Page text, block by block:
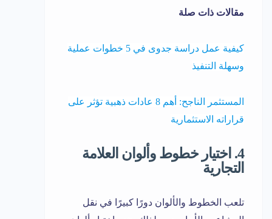
مقالات ذات صلة
كيفية عمل دراسة جدوى في 5 خطوات عملية
وسهلة التنفيذ
المستثمر الناجح: أهم 8 عادات ذهبية تؤثر على
قراراته الاستثمارية
4. اختيار خطوط وألوان العلامة
التجارية
تلعب الخطوط والألوان دورًا كبيرًا في نقل